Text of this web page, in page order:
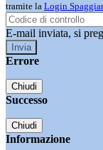
tramite la Login
E-mail inviata, si
Errore
Chiudi
Successo
Chiudi
Informazione